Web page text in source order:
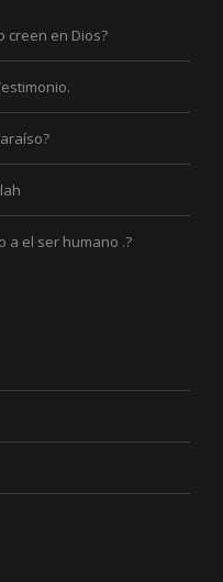
creen en Dios?
a el ser humano .?